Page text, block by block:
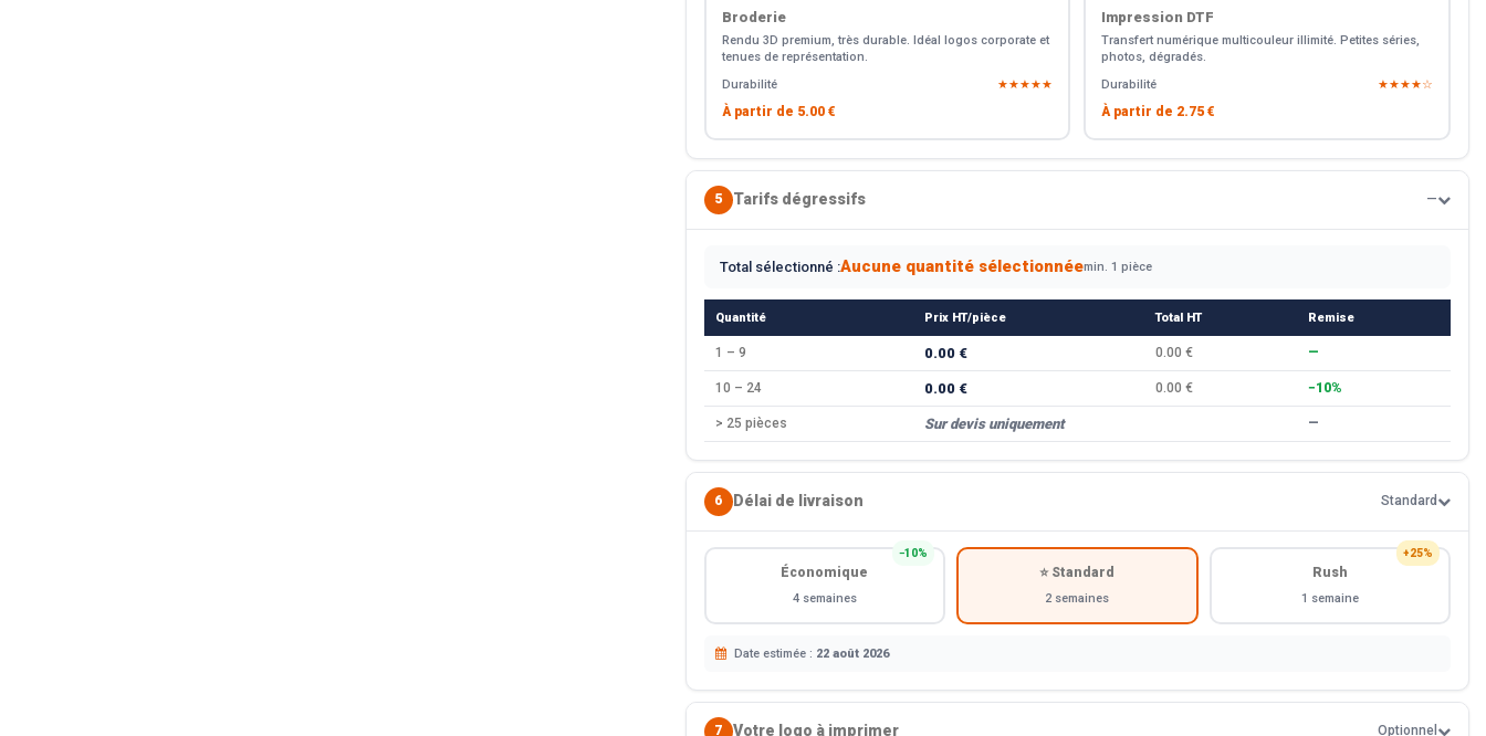
Broderie
Rendu 3D premium, très durable. Idéal logos corporate et
tenues de représentation.
Durabilité
★★★★★
À partir de 5.00 €
Impression DTF
Transfert numérique multicouleur illimité. Petites séries,
photos, dégradés.
Durabilité
★★★★☆
À partir de 2.75 €
5 Tarifs dégressifs —
Total sélectionné :Aucune quantité sélectionnéemin. 1 pièce
Quantité Prix HT/pièce Total HT Remise
1 – 9 0.00 € 0.00 € —
10 – 24 0.00 € 0.00 € −10%
> 25 pièces Sur devis uniquement —
6 Délai de livraison Standard
−10%
Économique
4 semaines
⭐ Standard
2 semaines
+25%
Rush
1 semaine
Date estimée : 22 août 2026
7 Votre logo à imprimer Optionnel